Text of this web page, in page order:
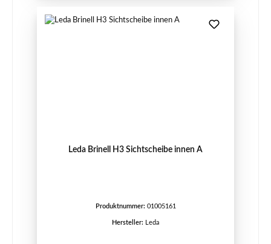
Leda Brinell H3 Sichtscheibe innen A
Produktnummer: 01005161
Hersteller: Leda